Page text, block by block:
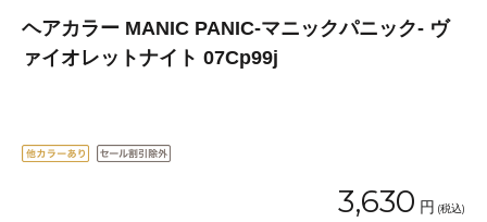
ヘアカラー MANIC PANIC-マニックパニック- ヴ
ァイオレットナイト 07Cp99j
3,630 円 (税込)